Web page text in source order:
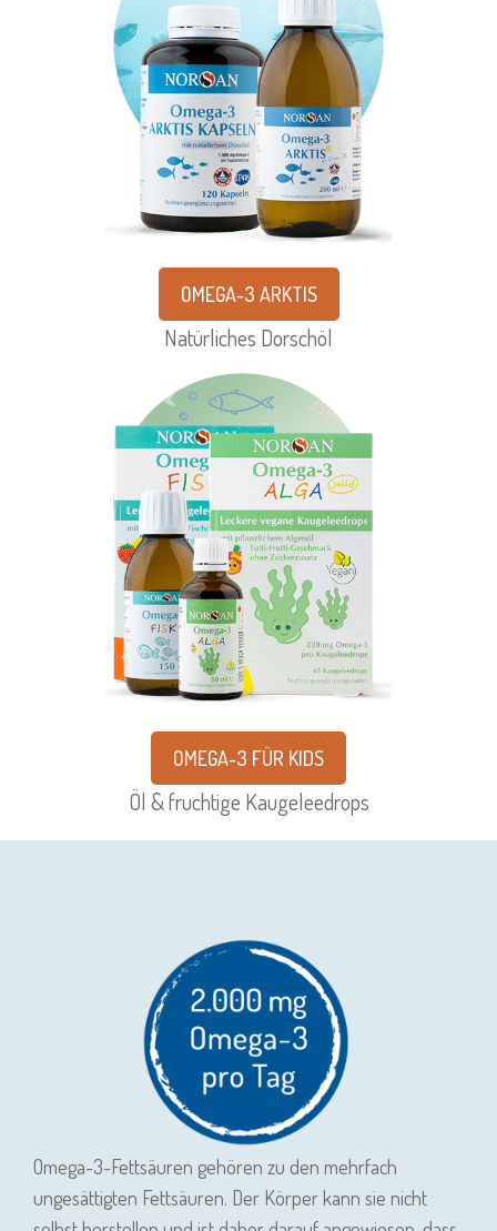
OMEGA-3 ARKTIS
Natürliches Dorschöl
OMEGA-3 FÜR KIDS
Öl & fruchtige Kaugeleedrops
Omega-3-Fettsäuren gehören zu den mehrfach
ungesättigten Fettsäuren. Der Körper kann sie nicht